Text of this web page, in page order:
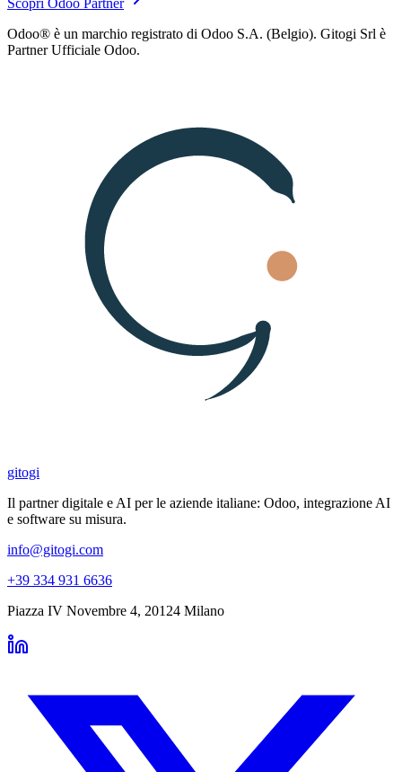
Scopri Odoo Partner
Odoo® è un marchio registrato di Odoo S.A. (Belgio). Gitogi Srl è
Partner Ufficiale Odoo.
gitogi
Il partner digitale e AI per le aziende italiane: Odoo, integrazione AI
e software su misura.
info@gitogi.com
+39 334 931 6636
Piazza IV Novembre 4, 20124 Milano